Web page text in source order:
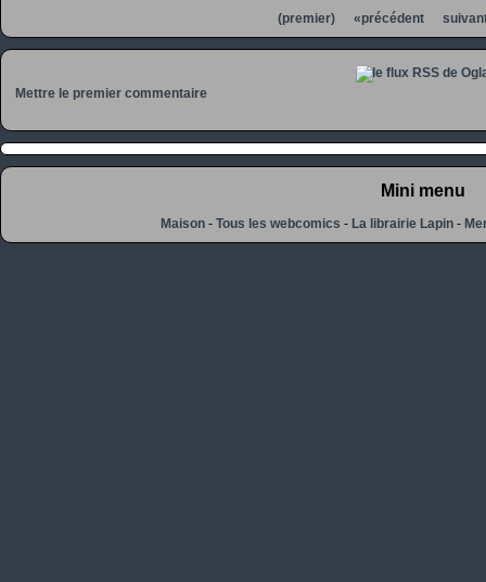
(premier) «précédent
Mettre le premier commentaire
Mini menu
Maison -Tous les webcomics -La librairie Lapin -